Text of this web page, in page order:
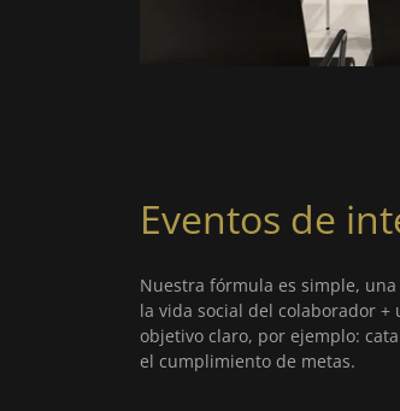
Eventos de
Nuestra fórmula es simple,
la vida social del colaborador
objetivo claro, por ejemplo:
el cumplimiento de metas.